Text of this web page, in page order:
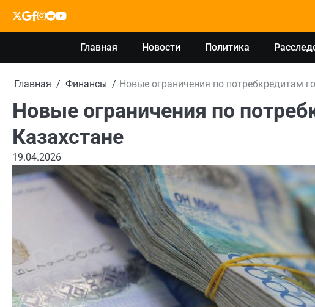
содержимому
X google
facebook
instagram
reddityoutube
Главная Новости Политика
Главная Финансы Новые ограничения по потребкредитам
Новые ограничения по
Казахстане
19.04.2026